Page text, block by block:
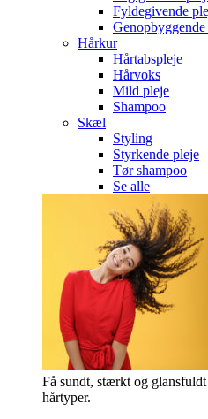
Fyldegivende
Hårkur
Hårtabspleje
Hårvoks
Mild pleje
Shampoo
Skæl
Styling
Styrkende pleje
Tør shampoo
Se alle
Få sundt, stærkt og
hårtyper.